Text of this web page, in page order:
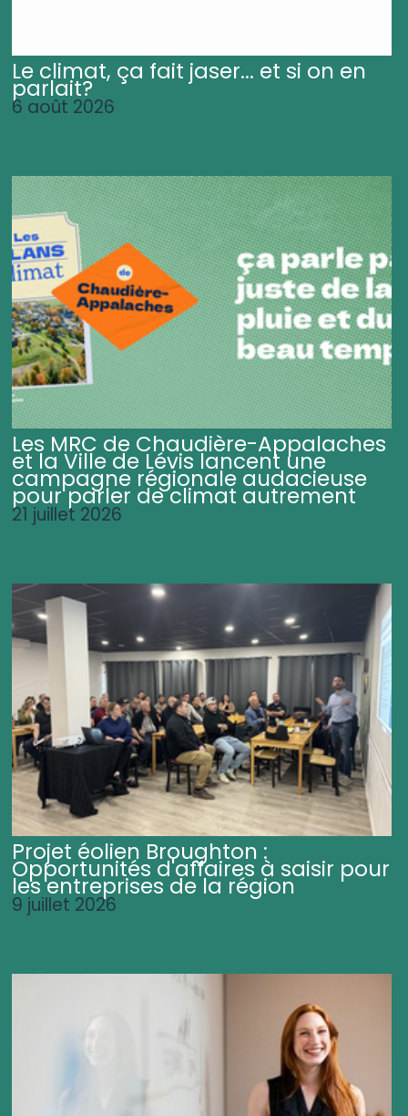
Le climat, ça fait jaser... et si on en
parlait?
6 août 2026
Les MRC de Chaudière-Appalaches
et la Ville de Lévis lancent une
campagne régionale audacieuse
pour parler de climat autrement
21 juillet 2026
Projet éolien Broughton :
Opportunités d'affaires à saisir pour
les entreprises de la région
9 juillet 2026